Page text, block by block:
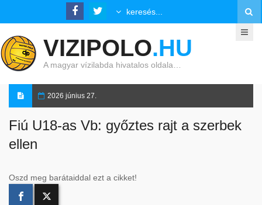
VIZIPOLO.HU
A magyar vízilabda hivatalos oldala…
2026 június 27.
Fiú U18-as Vb: győztes rajt a szerbek
ellen
Oszd meg barátaiddal ezt a cikket!